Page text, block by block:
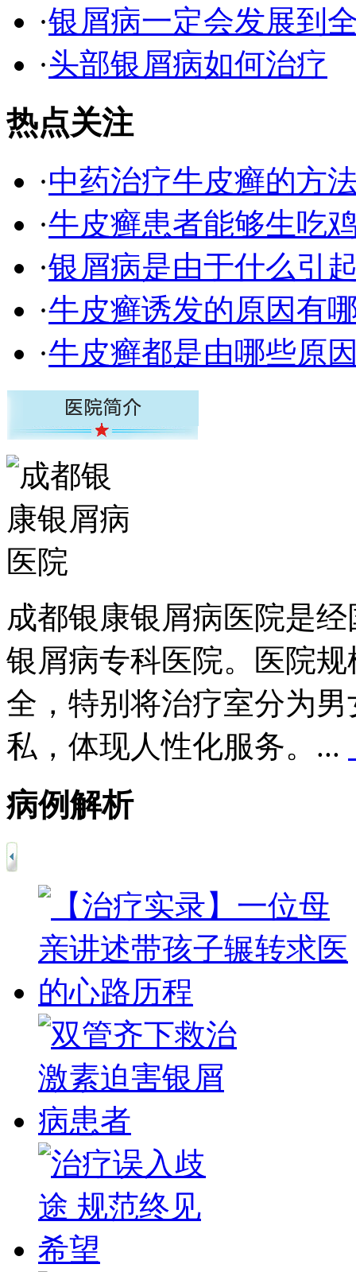
·银屑病一定会发展到
·头部银屑病如何治疗
热点关注
·中药治疗牛皮癣的方
·牛皮癣患者能够生吃
·银屑病是由于什么引
·牛皮癣诱发的原因有
·牛皮癣都是由哪些原
成都银康银屑病医院是
银屑病专科医院。医院
全，特别将治疗室分为
私，体现人性化服务。...
病例解析